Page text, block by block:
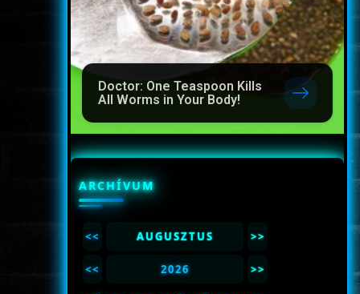
Doctor: One Teaspoon Kills
All Worms in Your Body!
ARCHÍVUM
<< AUGUSZTUS >>
<< 2026 >>